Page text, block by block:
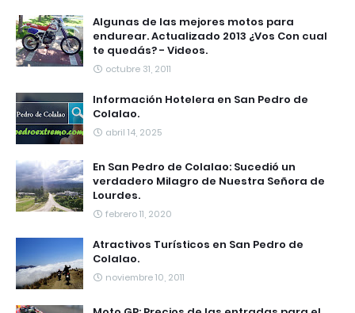
Algunas de las mejores motos para
endurear. Actualizado 2013 ¿Vos Con cual
te quedás? - Videos.
octubre 31, 2011
Información Hotelera en San Pedro de
Colalao.
abril 14, 2025
En San Pedro de Colalao: Sucedió un
verdadero Milagro de Nuestra Señora de
Lourdes.
febrero 11, 2020
Atractivos Turísticos en San Pedro de
Colalao.
noviembre 10, 2011